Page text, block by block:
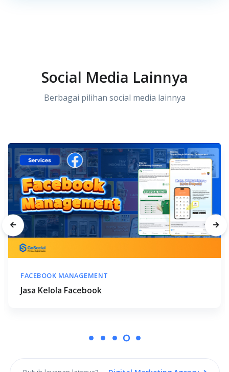
Social Media Lainnya
Berbagai pilihan social media lainnya
X MANAGEMENT
Jasa Kelola X (Twitter)